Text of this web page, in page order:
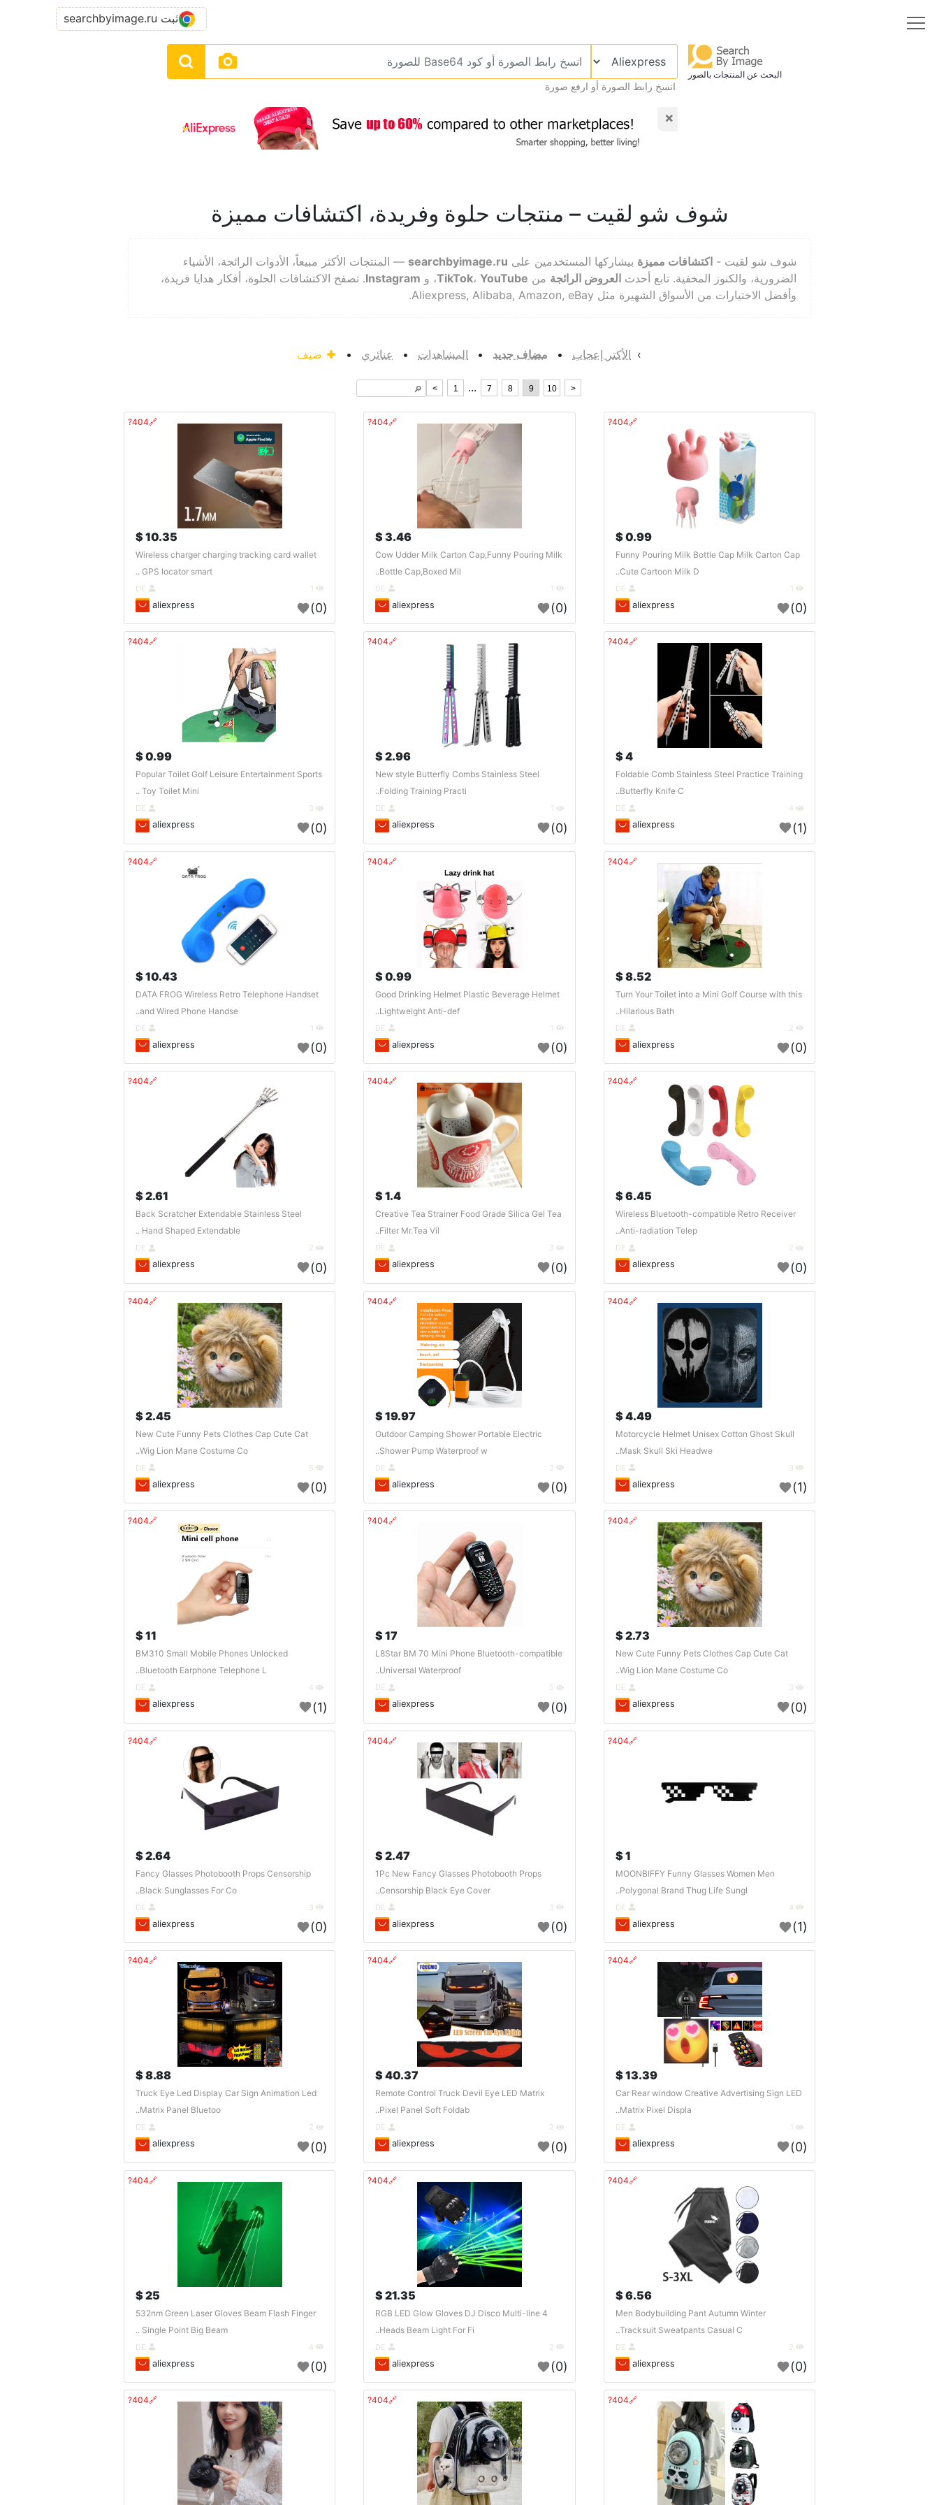
البحث عن المنتجات بالصور
انسخ رابط الصورة أو ارفع صورة
×
شوف شو لقيت – منتجات حلوة وفريدة، اكتشافات مميزة
شوف شو لقيت - اكتشافات مميزة بيشاركها المستخدمين على searchbyimage.ru — المنتجات الأكثر مبيعاً، الأدوات الرائجة، الأشياء
الضرورية، والكنوز المخفية. تابع أحدث العروض الرائجة من TikTok، YouTube ، و Instagram. تصفح الاكتشافات الحلوة، أفكار هدايا فريدة،
وأفضل الاختيارات من الأسواق الشهيرة مثل Aliexpress, Alibaba, Amazon, eBay.
› الأكتر إعجاب • مضاف جديد • المشاهدات • عنائري • ضيف
< 1 ... 7 8 9 10 >
🔎︎
🔗404?
0.99 $
Funny Pouring Milk Bottle Cap Milk Carton Cap
Cute Cartoon Milk D..
1
aliexpress (0)
🔗404?
3.46 $
Cow Udder Milk Carton Cap,Funny Pouring Milk
Bottle Cap,Boxed Mil..
aliexpress (0)
🔗404?
10.35 $
Wireless charger charging tracking card wallet
GPS locator smart ..
1
aliexpress (0)
🔗404?
4 $
Foldable Comb Stainless Steel Practice Training
Butterfly Knife C..
4
aliexpress (1)
🔗404?
2.96 $
New style Butterfly Combs Stainless Steel
Folding Training Practi..
aliexpress (0)
🔗404?
0.99 $
Popular Toilet Golf Leisure Entertainment Sports
Toy Toilet Mini ..
3
aliexpress (0)
🔗404?
8.52 $
Turn Your Toilet into a Mini Golf Course with this
Hilarious Bath..
2
aliexpress (0)
🔗404?
0.99 $
Good Drinking Helmet Plastic Beverage Helmet
Lightweight Anti-def..
aliexpress (0)
🔗404?
10.43 $
DATA FROG Wireless Retro Telephone Handset
and Wired Phone Handse..
1
aliexpress (0)
🔗404?
6.45 $
Wireless Bluetooth-compatible Retro Receiver
Anti-radiation Telep..
2
aliexpress (0)
🔗404?
1.4 $
Creative Tea Strainer Food Grade Silica Gel Tea
Filter Mr.Tea Vil..
aliexpress (0)
🔗404?
2.61 $
Back Scratcher Extendable Stainless Steel
Hand Shaped Extendable ..
2
aliexpress (0)
🔗404?
4.49 $
Motorcycle Helmet Unisex Cotton Ghost Skull
Mask Skull Ski Headwe..
3
aliexpress (1)
🔗404?
19.97 $
Outdoor Camping Shower Portable Electric
Shower Pump Waterproof w..
aliexpress (0)
🔗404?
2.45 $
New Cute Funny Pets Clothes Cap Cute Cat
Wig Lion Mane Costume Co..
5
aliexpress (0)
🔗404?
2.73 $
New Cute Funny Pets Clothes Cap Cute Cat
Wig Lion Mane Costume Co..
3
aliexpress (0)
🔗404?
17 $
L8Star BM 70 Mini Phone Bluetooth-compatible
Universal Waterproof..
aliexpress (0)
🔗404?
11 $
BM310 Small Mobile Phones Unlocked
Bluetooth Earphone Telephone L..
4
aliexpress (1)
🔗404?
1 $
MOONBIFFY Funny Glasses Women Men
Polygonal Brand Thug Life Sungl..
4
aliexpress (1)
🔗404?
2.47 $
1Pc New Fancy Glasses Photobooth Props
Censorship Black Eye Cover..
aliexpress (0)
🔗404?
2.64 $
Fancy Glasses Photobooth Props Censorship
Black Sunglasses For Co..
3
aliexpress (0)
🔗404?
13.39 $
Car Rear window Creative Advertising Sign LED
Matrix Pixel Displa..
1
aliexpress (0)
🔗404?
40.37 $
Remote Control Truck Devil Eye LED Matrix
Pixel Panel Soft Foldab..
aliexpress (0)
🔗404?
8.88 $
Truck Eye Led Display Car Sign Animation Led
Matrix Panel Bluetoo..
2
aliexpress (0)
🔗404?
6.56 $
Men Bodybuilding Pant Autumn Winter
Tracksuit Sweatpants Casual C..
2
aliexpress (0)
🔗404?
21.35 $
RGB LED Glow Gloves DJ Disco Multi-line 4
Heads Beam Light For Fi..
aliexpress (0)
🔗404?
25 $
532nm Green Laser Gloves Beam Flash Finger
Single Point Big Beam ..
4
aliexpress (0)
🔗404?
🔗404?
🔗404?
ثبت searchbyimage.ru